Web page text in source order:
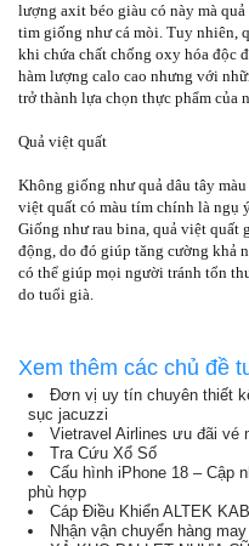
lượng axit béo giàu có này mà
tim giống như cá mòi. Tuy nhiên,
khi chứa chất chống oxy hóa độc
hàm lượng calo cao nhưng với
trở thành lựa chọn thực phẩm của
Quả việt quất
Không giống như quả dâu tây
việt quất có màu tím chính là ngụ
Giống như rau bina, quả việt quất
động, do đó giúp tăng cường khả
có thể giúp mọi người tránh tổn
do tuổi già.
Xem thêm các chủ đề
Đơn vị uy tín chuyên thiết
sục jacuzzi
Vietravel Airlines ưu đãi vé
Tra Cứu Xổ Số
Cấu hình iPhone 18 – Cập
phù hợp
Cáp Điều Khiển ALTEK
Nhận vận chuyển hàng